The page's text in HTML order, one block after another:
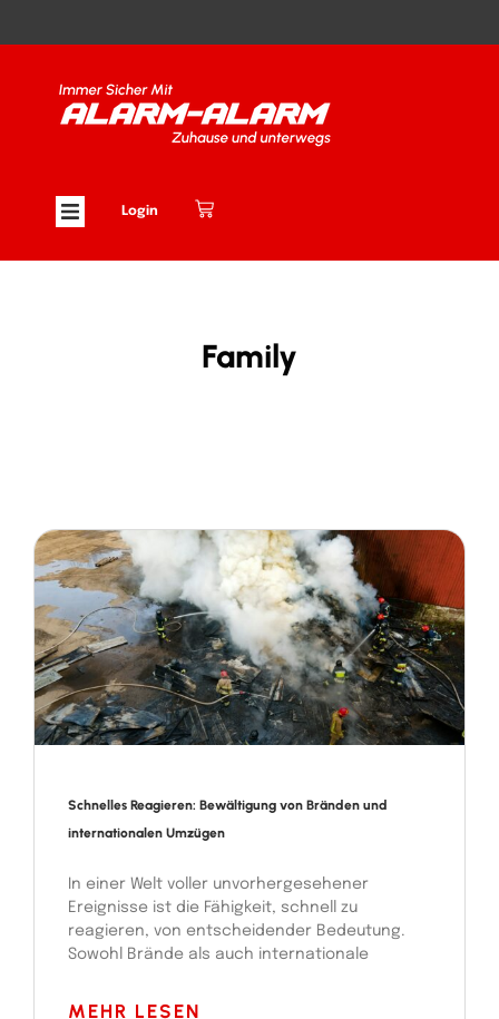
Login
Family
Schnelles Reagieren: Bewältigung von Bränden und
internationalen Umzügen
In einer Welt voller unvorhergesehener
Ereignisse ist die Fähigkeit, schnell zu
reagieren, von entscheidender Bedeutung.
Sowohl Brände als auch internationale
MEHR LESEN